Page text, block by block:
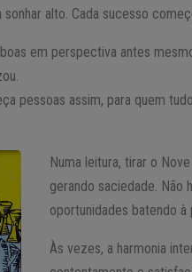
sonhar alto. Cada sucesso
em perspectiva antes
pessoas assim, para quem
Numa leitura, tirar o
gerando saciedade. Não
oportunidades batendo
Às vezes, a harmonia